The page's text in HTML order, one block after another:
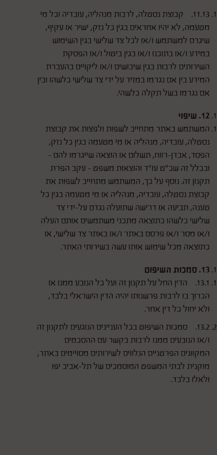
11.13. קבוצת נסטלה, לרבות מנהליה, עובדיה וכל מי
מטעמה, לא יהיו אחראים בגין כל נזק, ישיר או עקיף,
שיגרם למשתמש ו/או לכל צד שלישי בגין השימוש
במידע ו/או בתוכנו ו/או בגין ביטול ו/או הפסקת
השירותים לרבות בגין שיבושים ו/או ליקויים בהעברת
המידע בין אם נגרמו במזיד על ידי צד שלישי כלשהו ובין
אם נגרמו בשל תקלה כלשהי.
12. שיפוי
המשתמש באתר מתחייב לשפות ולפצות את קבוצת
נסטלה, עובדיה, מנהליה או מי מטעמה בגין כל נזק,
הפסד, אבדן-רווח, תשלום או הוצאה שייגרמו להם -
ובכלל זה שכ"ט עו"ד והוצאות משפט - עקב הפרת
תקנון זה. נוסף על כך, המשתמש מתחייב לשפות את
קבוצת נסטלה, עובדיה, מנהליה או מי מטעמה בגין כל
טענה, תביעה או דרישה שתועלה נגדם על-ידי צד
שלישי כלשהו כתוצאה מתכני משתמשים אותם העלה
ו/או מסר ו/או פרסם באתר ו/או באתר צד שלישי, או
כתוצאה מכל שימוש אותו עשה בשירותי האתר.
13. סמכות השיפוט
13.1. הדין החל על תקנון זה ועל כל הנובע ממנו או
הכרוך בו לרבות פרשנותו יהיה הדין הישראלי בלבד,
ולא יחול כל דין אחר.
13.2. סמכות השיפוט בכל העניינים הנוגעים לתקנון זה
ו/או הנובעים ממנו לרבות בקשר עם ההסכמים
המקוונים הפרטניים הנלווים לשירותים מסויימים באתר,
מוקנית לבתי המשפט המוסמכים של תל-אביב יפו
ולאלו בלבד.